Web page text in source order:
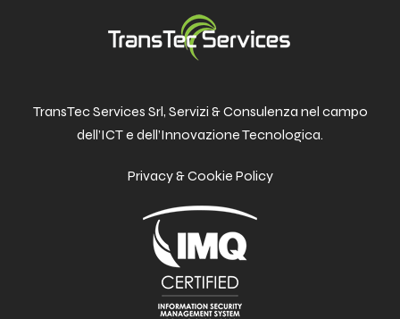
TransTec Services Srl, Servizi & Consulenza nel campo
dell’ICT e dell’Innovazione Tecnologica.
Privacy & Cookie Policy